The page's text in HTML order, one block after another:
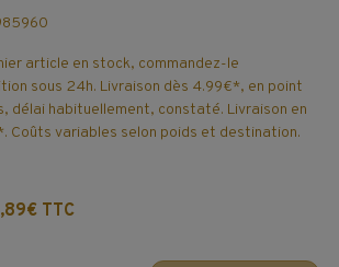
article en stock, commandez-le
sous 24h. Livraison dès 4.99€*, en point
délai habituellement, constaté. Livraison en
Coûts variables selon poids et destination.
TTC